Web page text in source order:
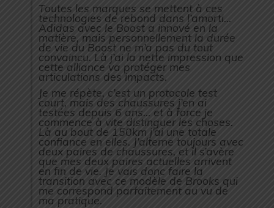
Toutes les marques se mettent à ces
technologies de rebond dans l’amorti…
Adidas avec le Boost a innové en la
matière, mais personnellement la durée
de vie du Boost ne m’a pas du tout
convaincu. Là j’ai la nette impression que
cette alliance va protéger mes
articulations des impacts.
Je me répète, c’est un protocole test
court, mais des chaussures j’en ai
testées depuis 6 ans… et à force je
commence à vite distinguer les choses.
Là au bout de 150km j’ai une totale
confiance en elles. J’alterne toujours avec
deux paires de chaussures, et il s’avère
que mes deux paires actuelles arrivent
en fin de vie. Je vais donc faire la
transition avec ce modèle de Brooks qui
me correspond parfaitement au vu de
ma pratique.